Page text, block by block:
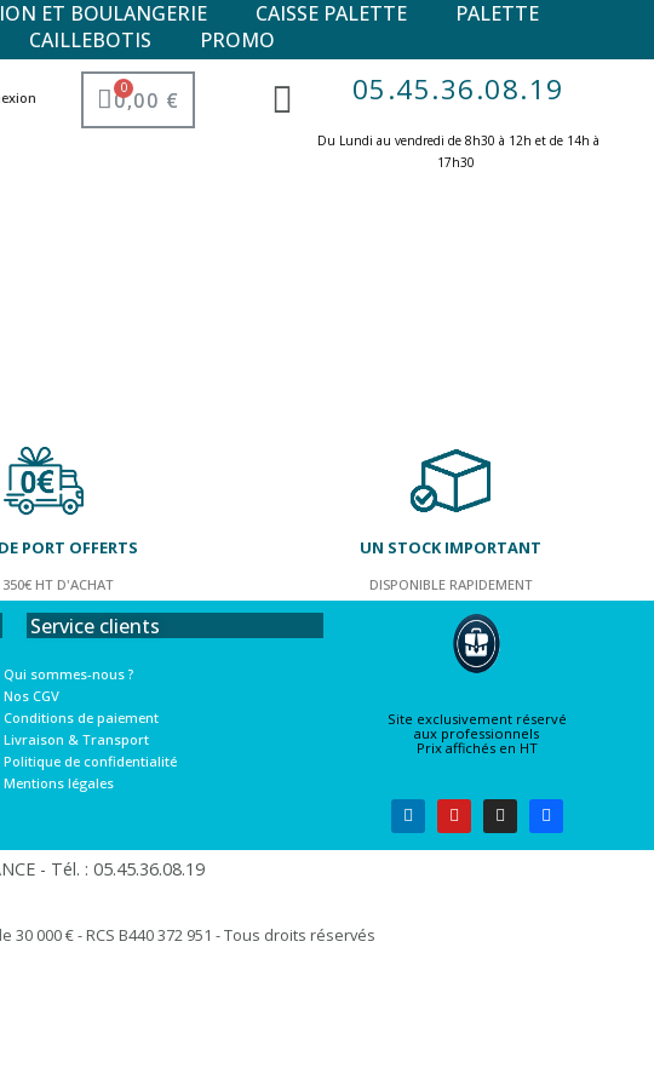
ET BOULANGERIE CAISSE PALETTE
PALETTE
CAILLEBOTIS PROMO
0,00 € 05.45.36.08.19
Du Lundi au vendredi de 8h30 à 12h et de 14h à
17h30 ​
PORT OFFERTS
350€ HT D'ACHAT
UN STOCK IMPORTANT
DISPONIBLE RAPIDEMENT
Service clients
Qui sommes-nous ?
Nos CGV
Conditions de paiement
Livraison & Transport
Politique de confidentialité
Mentions légales
Site exclusivement réservé
aux professionnels
Prix affichés en HT
- Tél. : 05.45.36.08.19​
30 000 € - RCS B440 372 951 - Tous droits réservés​​